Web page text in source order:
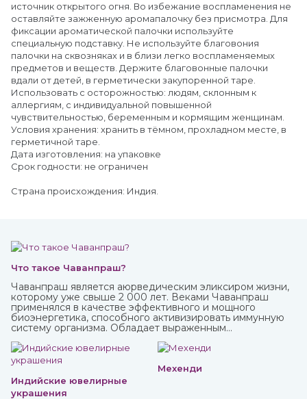
источник открытого огня. Во избежание воспламенения не
оставляйте зажженную аромапалочку без присмотра. Для
фиксации ароматической палочки используйте
специальную подставку. Не используйте благовония
палочки на сквозняках и в близи легко воспламеняемых
предметов и веществ. Держите благовонные палочки
вдали от детей, в герметически закупоренной таре.
Использовать с осторожностью: людям, склонным к
аллергиям, с индивидуальной повышенной
чувствительностью, беременным и кормящим женщинам.
Условия хранения: хранить в тёмном, прохладном месте, в
герметичной таре.
Дата изготовления: на упаковке
Срок годности: не ограничен
Страна происхождения: Индия.
Что такое Чаванпраш?
Чаванпраш является аюрведическим эликсиром жизни,
которому уже свыше 2 000 лет. Веками Чаванпраш
применялся в качестве эффективного и мощного
биоэнергетика, способного активизировать иммунную
систему организма. Обладает выраженным
укрепляет, улучшает кровообращение, восстанавливает
деятельность нервных и эндокринных функций. Его
включают в терапевтический комплекс для борьбы со
многими хроническими заболеваниями. Рекомендован
для приема с пищей.
Индийские ювелирные
украшения
Мехенди